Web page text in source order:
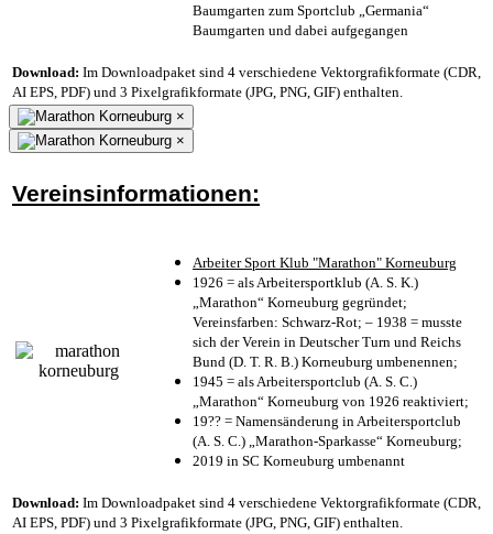
Baumgarten zum Sportclub „Germania“
Baumgarten und dabei aufgegangen
Download: Im Downloadpaket sind 4 verschiedene Vektorgrafikformate (CDR,
AI EPS, PDF) und 3 Pixelgrafikformate (JPG, PNG, GIF) enthalten.
×
×
Vereinsinformationen:
Arbeiter Sport Klub "Marathon" Korneuburg
1926 = als Arbeitersportklub (A. S. K.)
„Marathon“ Korneuburg gegründet;
Vereinsfarben: Schwarz-Rot; – 1938 = musste
sich der Verein in Deutscher Turn und Reichs
Bund (D. T. R. B.) Korneuburg umbenennen;
1945 = als Arbeitersportclub (A. S. C.)
„Marathon“ Korneuburg von 1926 reaktiviert;
19?? = Namensänderung in Arbeitersportclub
(A. S. C.) „Marathon-Sparkasse“ Korneuburg;
2019 in SC Korneuburg umbenannt
Download: Im Downloadpaket sind 4 verschiedene Vektorgrafikformate (CDR,
AI EPS, PDF) und 3 Pixelgrafikformate (JPG, PNG, GIF) enthalten.